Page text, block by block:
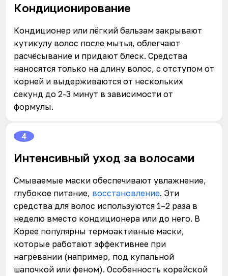
Кондиционирование
Кондиционер или лёгкий бальзам закрывают
кутикулу волос после мытья, облегчают
расчёсывание и придают блеск. Средства
наносятся только на длину волос, с отступом от
корней и выдерживаются от нескольких
секунд до 2-3 минут в зависимости от
формулы.
4
Интенсивный уход за волосами
Смываемые маски обеспечивают увлажнение,
глубокое питание, восстановление. Эти
средства для волос используются 1–2 раза в
неделю вместо кондиционера или до него. В
Корее популярны термоактивные маски,
которые работают эффективнее при
нагревании (например, под купальной
шапочкой или феном). Особенность корейской